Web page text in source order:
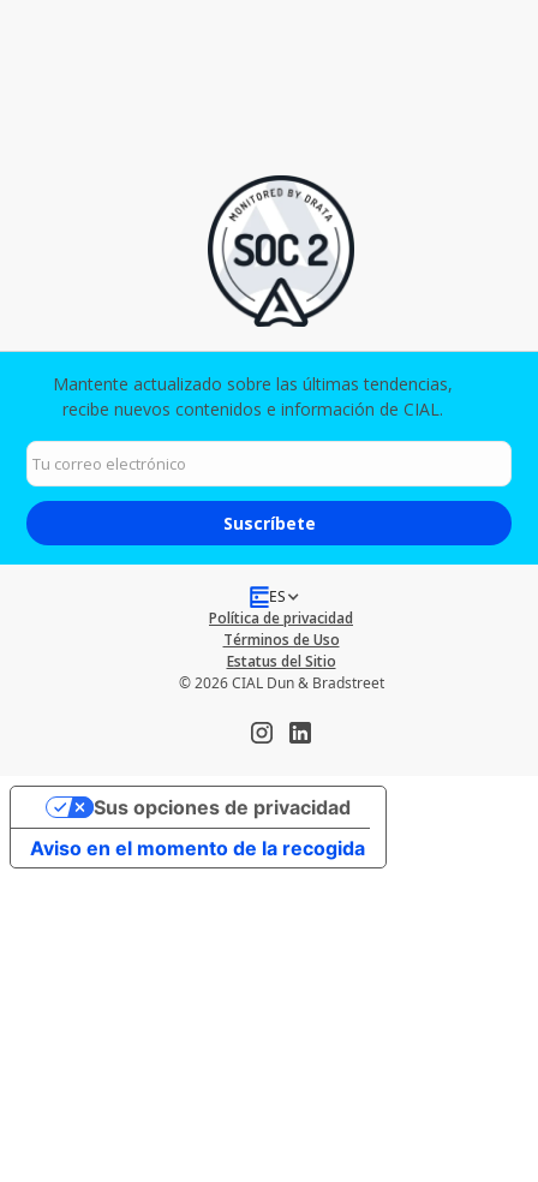
Mantente actualizado sobre las últimas tendencias,
recibe nuevos contenidos e información de CIAL.​
ES
© 2026 CIAL Dun & Bradstreet
Política de privacidad
Términos de Uso
Estatus del Sitio
Aviso en el momento de la recogida
Sus opciones de privacidad